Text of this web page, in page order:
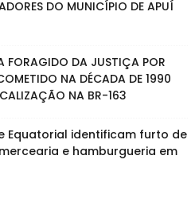
DO MUNICÍPIO DE APUÍ
FORAGIDO DA JUSTIÇA POR
NA DÉCADA DE 1990
NA BR-163
Equatorial identificam furto de
e hamburgueria em